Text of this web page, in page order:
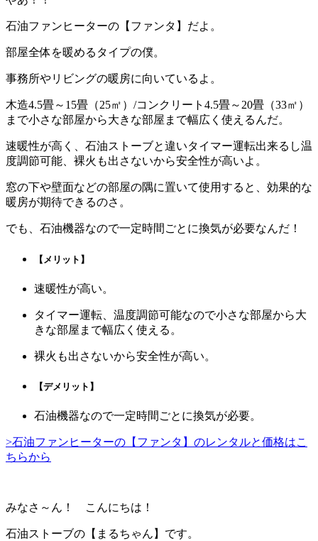
石油ファンヒーターの 【ファンタ】 だよ。
部屋全体を暖めるタイプの僕。
事務所やリビングの暖房に向いているよ。
木造4.5畳～15畳（25㎡）/コンクリート4.5畳～20畳（33㎡）
まで小さな部屋から大きな部屋まで幅広く使えるんだ。
速暖性が高く、石油ストーブと違いタイマー運転出来るし温
度調節可能、裸火も出さないから安全性が高いよ。
窓の下や壁面などの部屋の隅に置いて使用すると、効果的な
暖房が期待できるのさ。
でも、石油機器なので一定時間ごとに換気が必要なんだ！
【メリット】
速暖性が高い。
タイマー運転、温度調節可能なので小さな部屋から大
きな部屋まで幅広く使える。
裸火も出さないから安全性が高い。
【デメリット】
石油機器なので一定時間ごとに換気が必要。
>石油ファンヒーターの【ファンタ】のレンタルと価格はこ
ちらから
みなさ～ん！ こんにちは！
石油ストーブの 【まるちゃん】 です。